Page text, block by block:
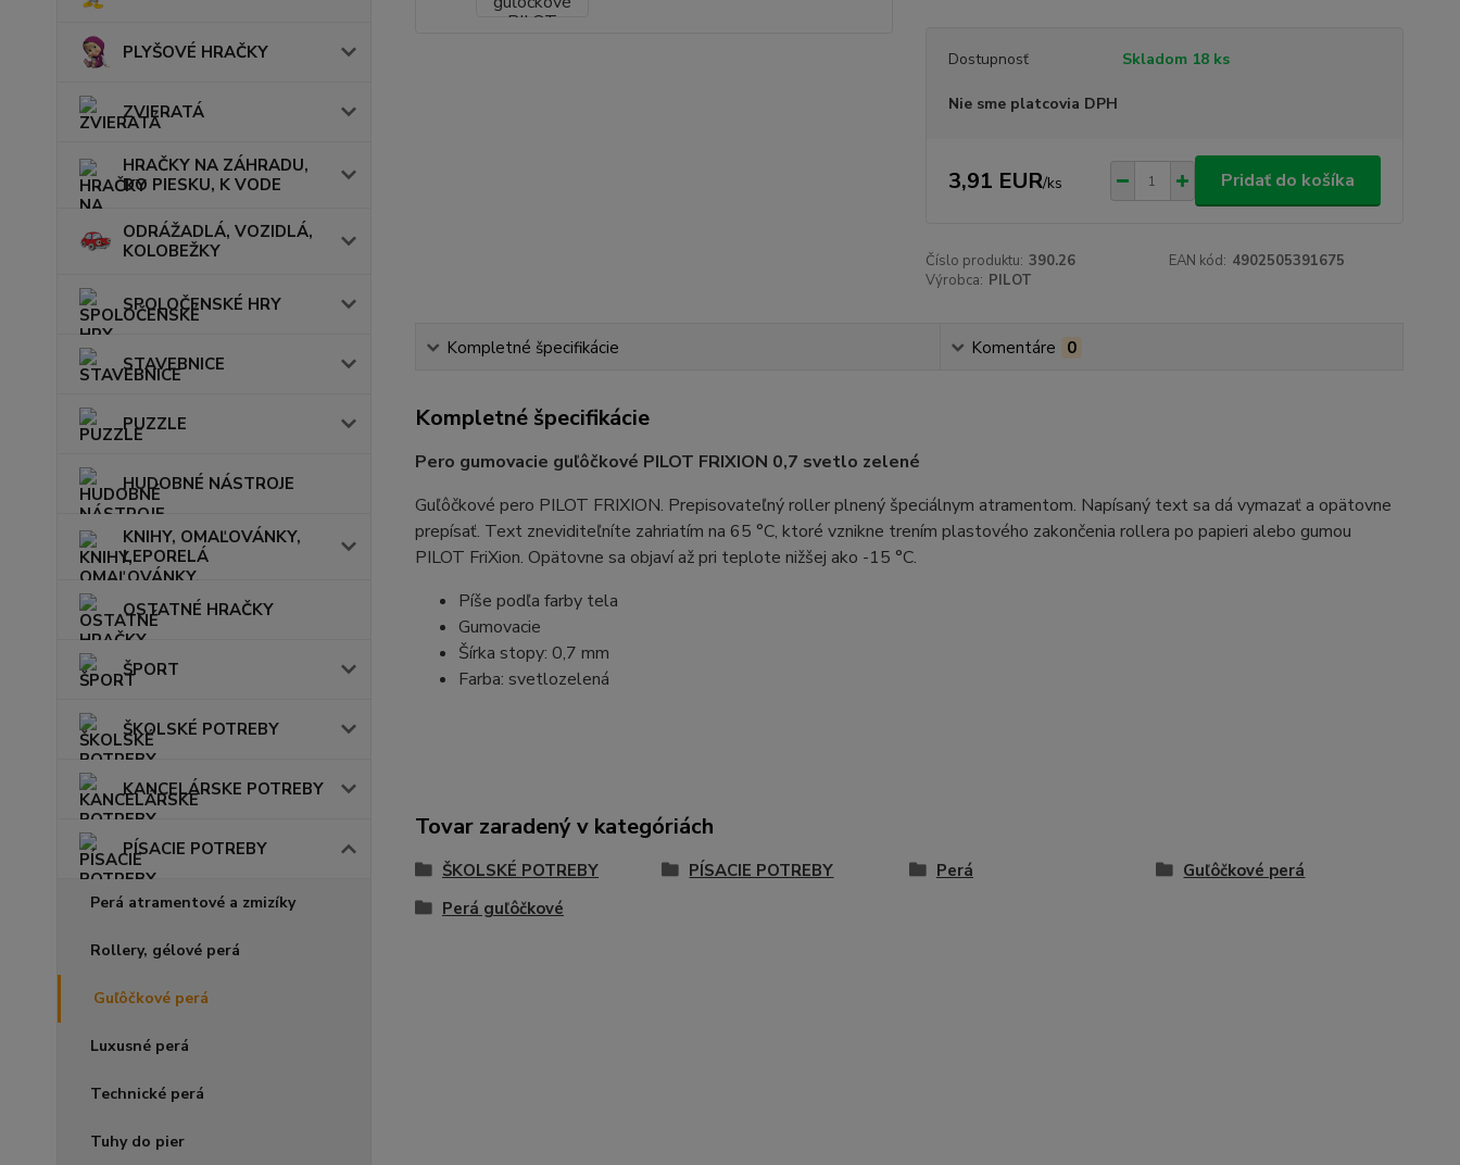
PLYŠOVÉ HRAČKY
ZVIERATÁ
HRAČKY NA ZÁHRADU,
DO PIESKU, K VODE
ODRÁŽADLÁ, VOZIDLÁ,
KOLOBEŽKY
SPOLOČENSKÉ HRY
STAVEBNICE
PUZZLE
HUDOBNÉ NÁSTROJE
KNIHY, OMAĽOVÁNKY,
LEPORELÁ
OSTATNÉ HRAČKY
ŠPORT
ŠKOLSKÉ POTREBY
KANCELÁRSKE POTREBY
PÍSACIE POTREBY
Perá atramentové a zmizíky
Rollery, gélové perá
Guľôčkové perá
Luxusné perá
Technické perá
Tuhy do pier
Dostupnosť Skladom 18 ks
Nie sme platcovia DPH
3,91 EUR/ks Pridať do košíka
Číslo produktu: 390.26 EAN kód: 4902505391675
Výrobca: PILOT
Kompletné špecifikácie Komentáre 0
Kompletné špecifikácie
Pero gumovacie guľôčkové PILOT FRIXION 0,7 svetlo zelené
Guľôčkové pero PILOT FRIXION. Prepisovateľný roller plnený špeciálnym atramentom. Napísaný text sa dá vymazať a opätovne
prepísať. Text zneviditeľníte zahriatím na 65 °C, ktoré vznikne trením plastového zakončenia rollera po papieri alebo gumou
PILOT FriXion. Opätovne sa objaví až pri teplote nižšej ako -15 °C.
Píše podľa farby tela
Gumovacie
Šírka stopy: 0,7 mm
Farba: svetlozelená
Tovar zaradený v kategóriách
ŠKOLSKÉ POTREBY PÍSACIE POTREBY Perá
Guľôčkové perá
Perá guľôčkové